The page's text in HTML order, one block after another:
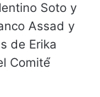
Soto y
Assad y
de Erika
Comité́